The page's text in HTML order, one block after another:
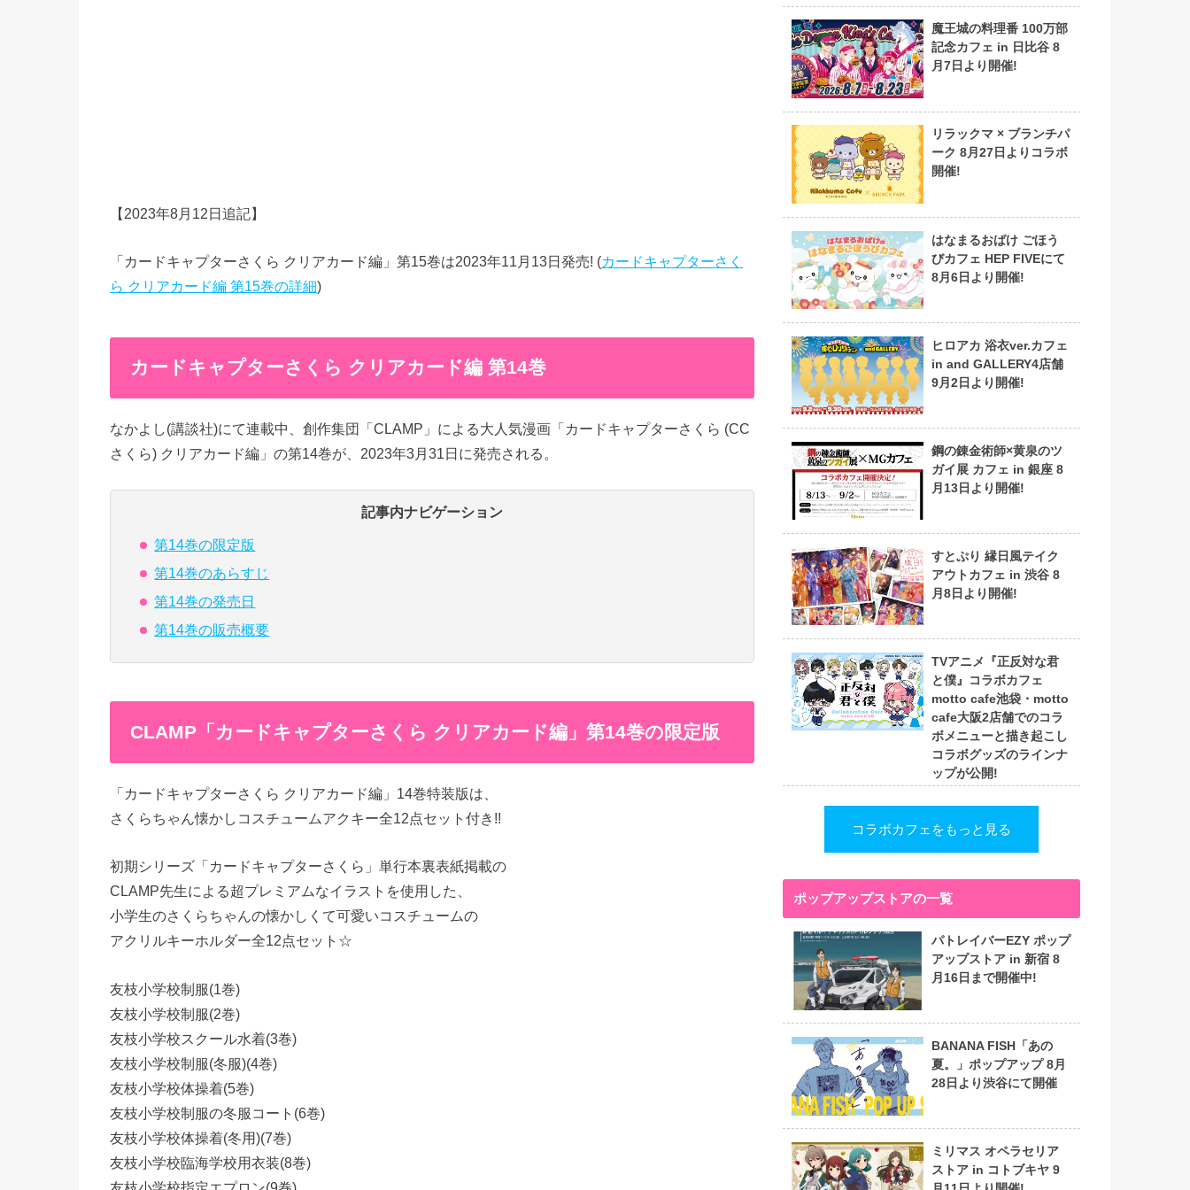
【2023年8月12日追記】
「カードキャプターさくら クリアカード編」第15巻は2023年11月13日発売! (カードキャプターさく
ら クリアカード編 第15巻の詳細)
カードキャプターさくら クリアカード編 第14巻
なかよし(講談社)にて連載中、創作集団「CLAMP」による大人気漫画「カードキャプターさくら (CC
さくら) クリアカード編」の第14巻が、2023年3月31日に発売される。
記事内ナビゲーション
第14巻の限定版
第14巻のあらすじ
第14巻の発売日
第14巻の販売概要
CLAMP「カードキャプターさくら クリアカード編」第14巻の限定版
「カードキャプターさくら クリアカード編」14巻特装版は、
さくらちゃん懐かしコスチュームアクキー全12点セット付き!!
初期シリーズ「カードキャプターさくら」単行本裏表紙掲載の
CLAMP先生による超プレミアムなイラストを使用した、
小学生のさくらちゃんの懐かしくて可愛いコスチュームの
アクリルキーホルダー全12点セット☆
友枝小学校制服(1巻)
友枝小学校制服(2巻)
友枝小学校スクール水着(3巻)
友枝小学校制服(冬服)(4巻)
友枝小学校体操着(5巻)
友枝小学校制服の冬服コート(6巻)
友枝小学校体操着(冬用)(7巻)
友枝小学校臨海学校用衣装(8巻)
魔王城の料理番 100万部
記念カフェ in 日比谷 8
月7日より開催!
リラックマ × ブランチパ
ーク 8月27日よりコラボ
開催!
はなまるおばけ ごほう
びカフェ HEP FIVEにて
8月6日より開催!
ヒロアカ 浴衣ver.カフェ
in and GALLERY4店舗
9月2日より開催!
鋼の錬金術師×黄泉のツ
ガイ展 カフェ in 銀座 8
月13日より開催!
すとぷり 縁日風テイク
アウトカフェ in 渋谷 8
月8日より開催!
TVアニメ『正反対な君
と僕』コラボカフェ
motto cafe池袋・motto
cafe大阪2店舗でのコラ
ボメニューと描き起こし
コラボグッズのラインナ
ップが公開!
コラボカフェをもっと見る
ポップアップストアの一覧
パトレイバーEZY ポップ
アップストア in 新宿 8
月16日まで開催中!
BANANA FISH「あの
夏。」ポップアップ 8月
28日より渋谷にて開催
ミリマス オペラセリア
ストア in コトブキヤ 9